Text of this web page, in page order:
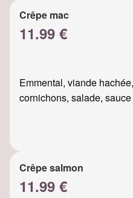
Crêpe mac
11.99 €
Emmental, viande
cornichons, salade,
Crêpe salmon
11.99 €